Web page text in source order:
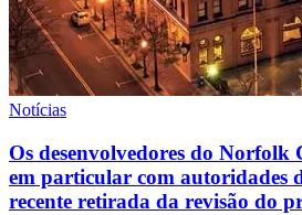
Notícias
Os desenvolvedores do Norfolk
em particular com autoridades
recente retirada da revisão do